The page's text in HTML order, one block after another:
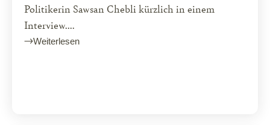
Politikerin Sawsan Chebli kürzlich in einem
Interview....
Weiterlesen